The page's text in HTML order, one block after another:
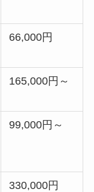
66,000円
165,000円～
99,000円～
330,000円